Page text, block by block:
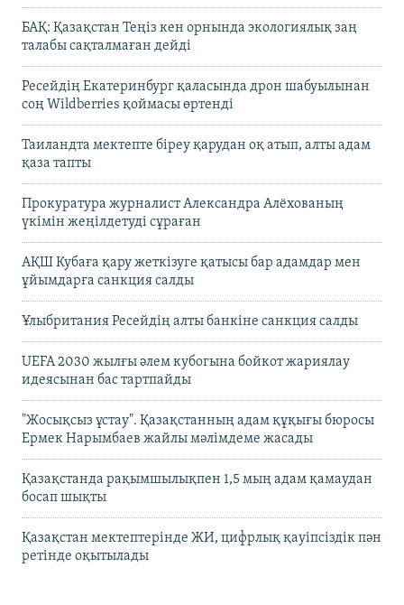
БАҚ: Қазақстан Теңіз кен орнында экологиялық заң
талабы сақталмаған дейді
Ресейдің Екатеринбург қаласында дрон шабуылынан
соң Wildberries қоймасы өртенді
Таиландта мектепте біреу қарудан оқ атып, алты адам
қаза тапты
Прокуратура журналист Александра Алёхованың
үкімін жеңілдетуді сұраған
АҚШ Кубаға қару жеткізуге қатысы бар адамдар мен
ұйымдарға санкция салды
Ұлыбритания Ресейдің алты банкіне санкция салды
UEFA 2030 жылғы әлем кубогына бойкот жариялау
идеясынан бас тартпайды
"Жосықсыз ұстау". Қазақстанның адам құқығы бюросы
Ермек Нарымбаев жайлы мәлімдеме жасады
Қазақстанда рақымшылықпен 1,5 мың адам қамаудан
босап шықты
Қазақстан мектептерінде ЖИ, цифрлық қауіпсіздік пән
ретінде оқытылады